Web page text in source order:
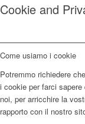
Cookie and
Come usiamo i cookie
Potremmo richiedere
i cookie per farci
noi, per arricchire la
rapporto con il nostro